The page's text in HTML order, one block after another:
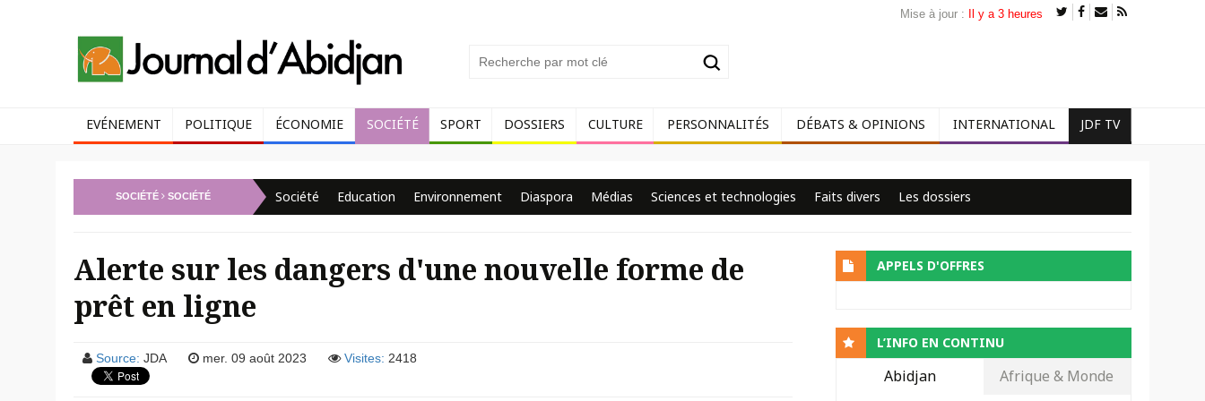
Mise à jour : Il y a 3 heures
EVÉNEMENT POLITIQUE ÉCONOMIE SOCIÉTÉ SPORT DOSSIERS CULTURE PERSONNALITÉS DÉBATS & OPINIONS INTERNATIONAL JDF TV
SOCIÉTÉ SOCIÉTÉ Société Education Environnement Diaspora Médias Sciences et technologies Faits divers Les dossiers
Alerte sur les dangers d'une nouvelle forme de
prêt en ligne
Source: JDA mer. 09 août 2023 Visites: 2418
APPELS D'OFFRES
L’INFO EN CONTINU
Abidjan Afrique & Monde